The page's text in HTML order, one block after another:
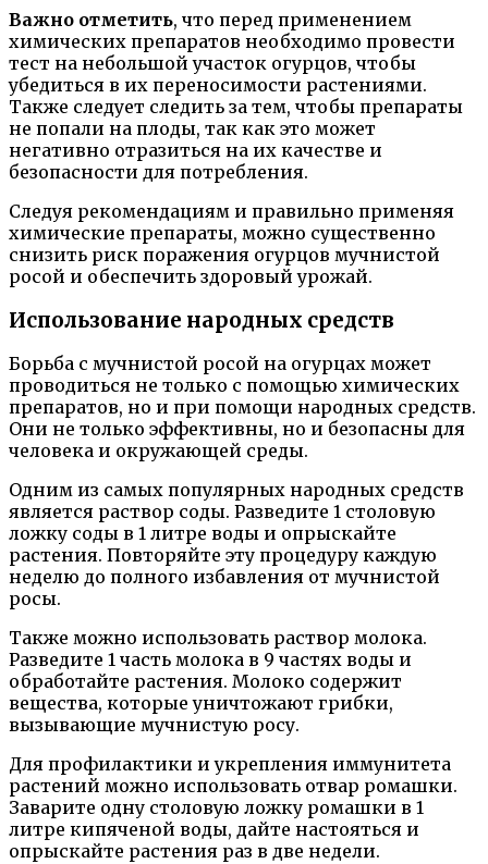
Важно отметить, что перед применением
химических препаратов необходимо провести
тест на небольшой участок огурцов, чтобы
убедиться в их переносимости растениями.
Также следует следить за тем, чтобы препараты
не попали на плоды, так как это может
негативно отразиться на их качестве и
безопасности для потребления.
Следуя рекомендациям и правильно применяя
химические препараты, можно существенно
снизить риск поражения огурцов мучнистой
росой и обеспечить здоровый урожай.
Использование народных средств
Борьба с мучнистой росой на огурцах может
проводиться не только с помощью химических
препаратов, но и при помощи народных средств.
Они не только эффективны, но и безопасны для
человека и окружающей среды.
Одним из самых популярных народных средств
является раствор соды. Разведите 1 столовую
ложку соды в 1 литре воды и опрыскайте
растения. Повторяйте эту процедуру каждую
неделю до полного избавления от мучнистой
росы.
Также можно использовать раствор молока.
Разведите 1 часть молока в 9 частях воды и
обработайте растения. Молоко содержит
вещества, которые уничтожают грибки,
вызывающие мучнистую росу.
Для профилактики и укрепления иммунитета
растений можно использовать отвар ромашки.
Заварите одну столовую ложку ромашки в 1
литре кипяченой воды, дайте настояться и
опрыскайте растения раз в две недели.